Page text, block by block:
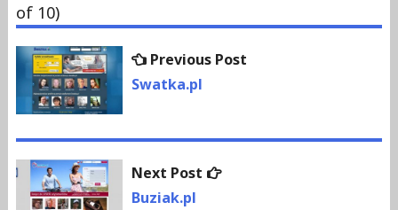
of 10)
Nawigacja
wpisu
Previous Post
Swatka.pl
Next Post
Next
Buziak.pl